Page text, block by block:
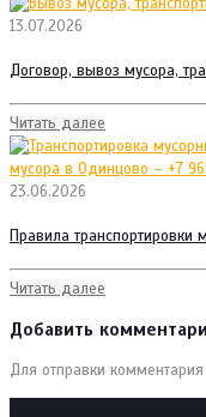
13.07.2026
Договор, вывоз мусора,
Читать далее
23.06.2026
Правила транспортировки
Читать далее
Добавить
Для отправки